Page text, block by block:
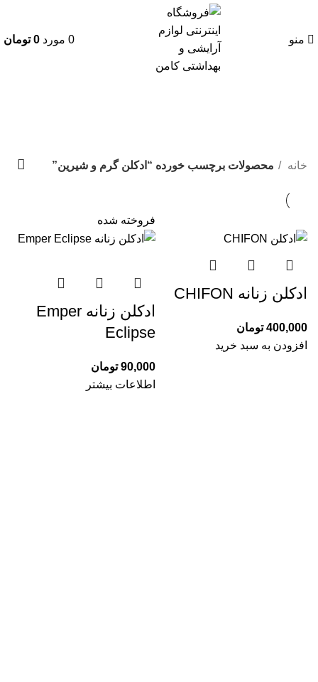
منو 0 مورد 0 تومان
دسته بندی ها
خانه محصولات برچسب خورده “ادکلن گرم و شیرین”
ادكلن زنانه CHIFON
400,000 تومان
افزودن به سبد خرید
فروخته شده
ادکلن زنانه Emper
Eclipse
90,000 تومان
اطلاعات بیشتر